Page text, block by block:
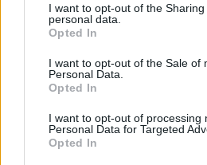
not limited to your visit or usage
grant or deny consent to Google
use your data for below specified
consent section.
I want to opt-out of the
personal data.
Opted In
I want to opt-out of the Sale of
Personal Data.
Opted In
I want to opt-out of processing
Personal Data for Targeted
Opted In